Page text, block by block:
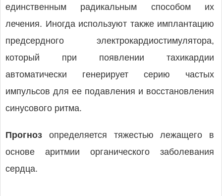
единственным радикальным способом их
лечения. Иногда используют также имплантацию
предсердного электрокардиостимулятора,
который при появлении тахикардии
автоматически генерирует серию частых
импульсов для ее подавления и восстановления
синусового ритма.
Прогноз определяется тяжестью лежащего в
основе аритмии органического заболевания
сердца.